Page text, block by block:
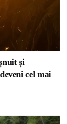
și
cel mai